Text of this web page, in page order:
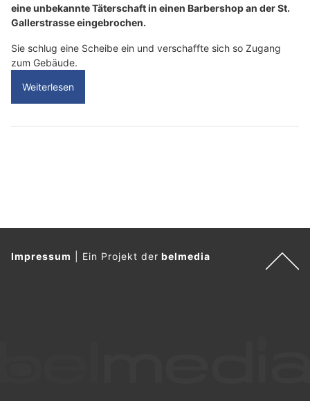
eine unbekannte Täterschaft in einen Barbershop an der St.
Gallerstrasse eingebrochen.
Sie schlug eine Scheibe ein und verschaffte sich so Zugang
zum Gebäude.
Weiterlesen
Impressum Ein Projekt derbelmedia